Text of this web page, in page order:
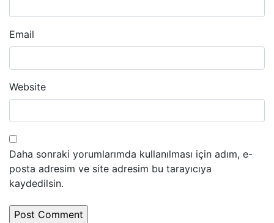
Email
Website
Daha sonraki yorumlarımda kullanılması için adım, e-
posta adresim ve site adresim bu tarayıcıya
kaydedilsin.